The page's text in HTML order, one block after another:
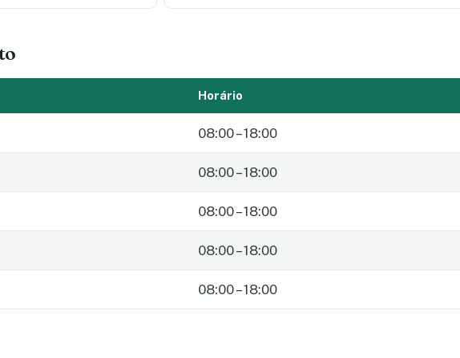
Horário
08:00 – 18:00
08:00 – 18:00
08:00 – 18:00
08:00 – 18:00
08:00 – 18:00